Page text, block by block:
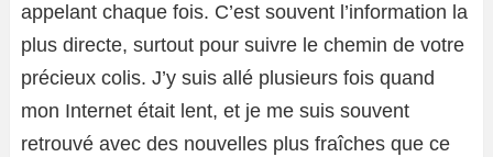
appelant chaque fois. C’est souvent l’information la
plus directe, surtout pour suivre le chemin de votre
précieux colis. J’y suis allé plusieurs fois quand
mon Internet était lent, et je me suis souvent
retrouvé avec des nouvelles plus fraîches que ce